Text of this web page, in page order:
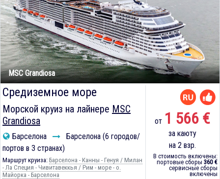
MSC Grandiosa
Средиземное море
Морской круиз на лайнере MSC
Grandiosa
Барселона
Барселона (6 городов/
портов в 3 странах)
Маршрут круиза: Барселона - Канны - Генуя / Милан
- Ла Специя - Чивитавеккья / Рим - море - о.
Майорка - Барселона
от 1 566 €
за каюту
на 2 взр.
В стоимость включены:
портовые сборы 360 €
сервисные сборы
включены